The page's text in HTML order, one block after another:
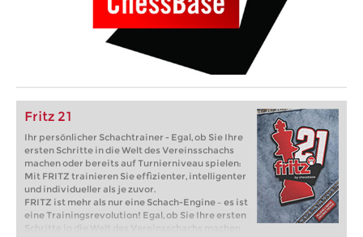
Fritz 21
Ihr persönlicher Schachtrainer - Egal, ob Sie Ihre
ersten Schritte in die Welt des Vereinsschachs
machen oder bereits auf Turnierniveau spielen:
Mit FRITZ trainieren Sie effizienter, intelligenter
und individueller als je zuvor.
FRITZ ist mehr als nur eine Schach-Engine – es ist
eine Trainingsrevolution! Egal, ob Sie Ihre ersten
Schritte in die Welt des Vereinsschachs machen